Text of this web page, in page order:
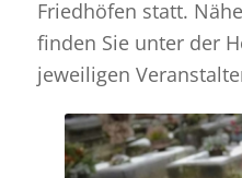
Friedhöfen statt.
finden Sie unter der
jeweiligen